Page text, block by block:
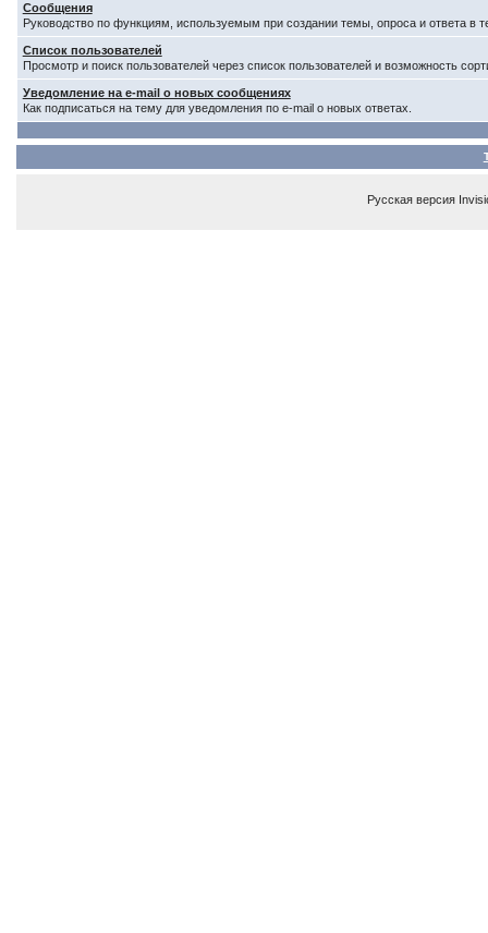
Сообщения
Руководство по функциям, используемым при создании темы, опроса и ответа в
Список пользователей
Просмотр и поиск пользователей через список пользователей и возможность
Уведомление на e-mail о новых сообщениях
Как подписаться на тему для уведомления по e-mail о новых ответах.
Русская версия